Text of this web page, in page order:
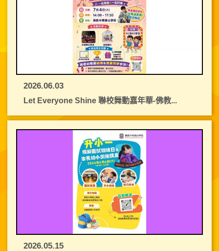
2026.06.03
Let Everyone Shine 聯校舞動嘉年華-佛教...
2026.05.15